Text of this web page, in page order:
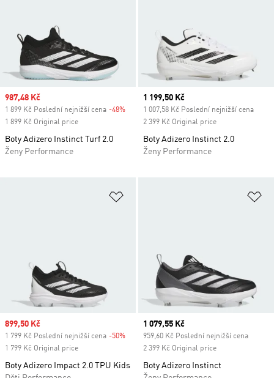
Sale price
987,48 Kč
1 899 Kč Poslední nejnižší cena -48% Discount
1 899 Kč Original price
Boty Adizero Instinct Turf 2.0
Ženy Performance
Current price
1 199,50 Kč
1 007,58 Kč Poslední nejnižší cena
2 399 Kč Original price
Boty Adizero Instinct 2.0
Ženy Performance
Sale price
899,50 Kč
1 799 Kč Poslední nejnižší cena -50% Discount
1 799 Kč Original price
Boty Adizero Impact 2.0 TPU Kids
Current price
1 079,55 Kč
959,60 Kč Poslední nejnižší cena
2 399 Kč Original price
Boty Adizero Instinct